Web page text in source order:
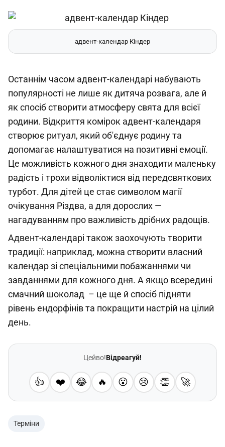
адвент-календар Кіндер
Останнім часом адвент-календарі набувають
популярності не лише як дитяча розвага, але й
як спосіб створити атмосферу свята для всієї
родини. Відкриття комірок адвент-календаря
створює ритуал, який об'єднує родину та
допомагає налаштуватися на позитивні емоції.
Це можливість кожного дня знаходити маленьку
радість і трохи відволіктися від передсвяткових
турбот. Для дітей це стає символом магії
очікування Різдва, а для дорослих —
нагадуванням про важливість дрібних радощів.
Адвент-календарі також заохочують творити
традиції: наприклад, можна створити власний
календар зі спеціальними побажаннями чи
завданнями для кожного дня. А якщо всередині
смачний шоколад – це ще й спосіб підняти
рівень ендорфінів та покращити настрій на цілий
день.
Цейво!Відреагуй!
👍 ❤️ 😂 🔥 😮 😢 👏 🚀
Терміни